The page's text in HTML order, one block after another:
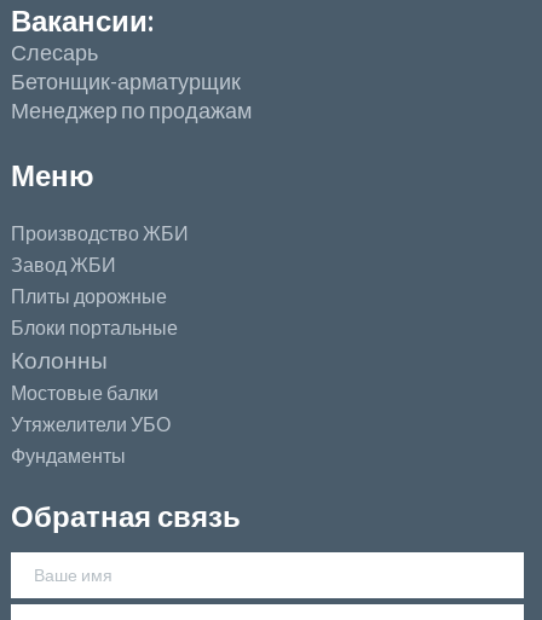
Вакансии:
Слесарь
Бетонщик-арматурщик
Менеджер по продажам
Меню
Производство ЖБИ
Завод ЖБИ
Плиты дорожные
Блоки портальные
Колонны
Мостовые балки
Утяжелители УБО
Фундаменты
Обратная связь